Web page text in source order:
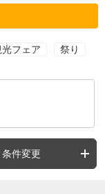
フェア 祭り
条件変更